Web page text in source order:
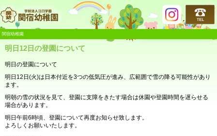
関宿幼稚園
関宿幼稚園
明日12日の登園について
明日の登園について
明日12日(火)は日本付近を3つの低気圧が進み、広範囲で雪の降る可能性があり
ます。
明朝の雪の状況を見て、登園に支障をきたす場合は休園や登園時間を遅らせる
場合があります。
明日午前6時頃、登園について再度お知らせ致します。
よろしくお願いいたします。